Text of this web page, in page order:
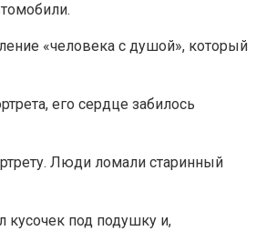
«человека с душой», который
его сердце забилось
Люди ломали старинный
кусочек под подушку и,